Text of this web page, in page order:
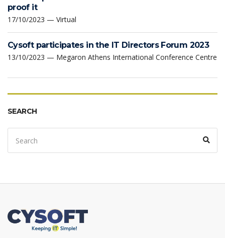
proof it
17/10/2023 — Virtual
Cysoft participates in the IT Directors Forum 2023
13/10/2023 — Megaron Athens International Conference Centre
SEARCH
Search
for: